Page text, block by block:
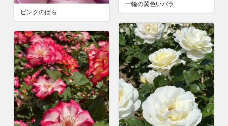
一輪の黄色いバラ
ピンクのばら